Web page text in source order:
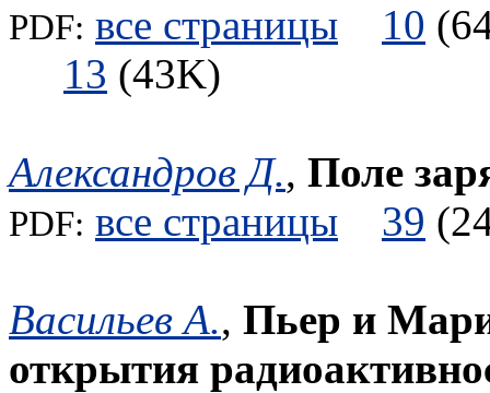
PDF: все страницы 10
13 (43K)
Александров Д., Поле
PDF: все страницы 39
Васильев А., Пьер и
открытия